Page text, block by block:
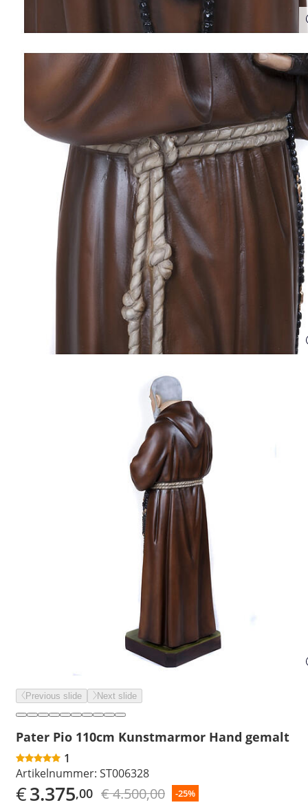
Previous slide Next slide
Pater Pio 110cm Kunstmarmor Hand gemalt
1
Artikelnummer: ST006328
€3.375,00 € 4.500,00 -25%